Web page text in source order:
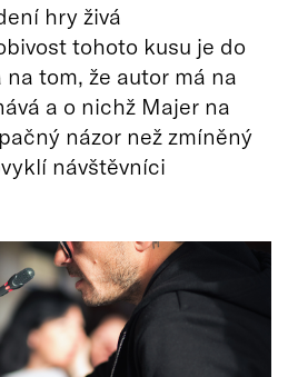
hry živá
tohoto kusu je do
tom, že autor má na
a o nichž Majer na
názor než zmíněný
návštěvníci